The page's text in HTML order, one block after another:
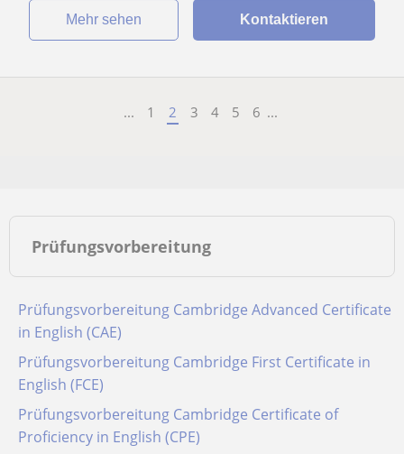
Mehr sehen Kontaktieren
... 1 2 3 4 5 6 ...
Prüfungsvorbereitung
Prüfungsvorbereitung Cambridge Advanced Certificate
in English (CAE)
Prüfungsvorbereitung Cambridge First Certificate in
English (FCE)
Prüfungsvorbereitung Cambridge Certificate of
Proficiency in English (CPE)